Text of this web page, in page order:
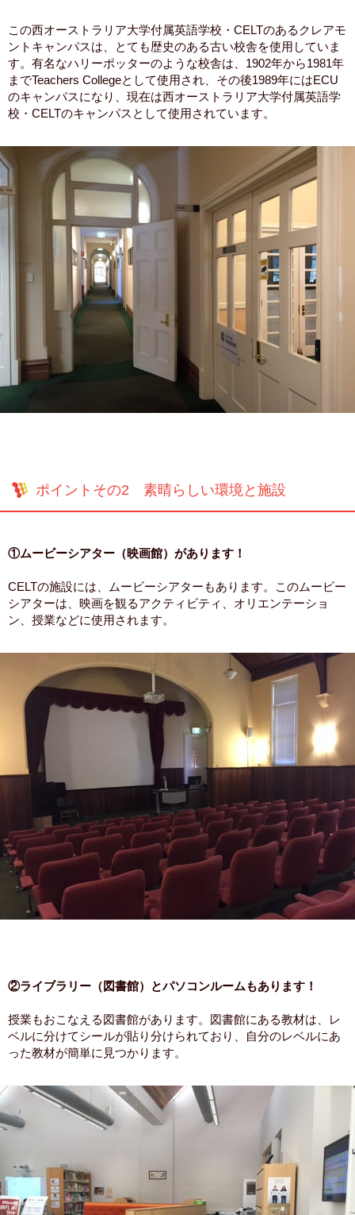
この西オーストラリア大学付属英語学校・CELTのあるクレアモ
ントキャンパスは、とても歴史のある古い校舎を使用していま
す。有名なハリーポッターのような校舎は、1902年から1981年
までTeachers Collegeとして使用され、その後1989年にはECU
のキャンパスになり、現在は西オーストラリア大学付属英語学
校・CELTのキャンパスとして使用されています。
ポイントその2 素晴らしい環境と施設
①ムービーシアター（映画館）があります！
CELTの施設には、ムービーシアターもあります。このムービー
シアターは、映画を観るアクティビティ、オリエンテーショ
ン、授業などに使用されます。
②ライブラリー（図書館）とパソコンルームもあります！
授業もおこなえる図書館があります。図書館にある教材は、レ
ベルに分けてシールが貼り分けられており、自分のレベルにあ
った教材が簡単に見つかります。